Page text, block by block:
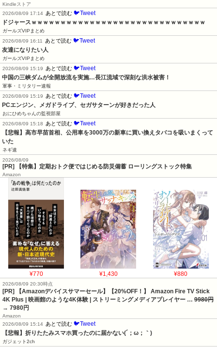
Kindleストア
2026/08/09 17:14 あとで読む 🐦Tweet
ドジャースｗｗｗｗｗｗｗｗｗｗｗｗｗｗｗｗｗｗｗｗｗｗｗｗｗｗｗｗｗｗ
ガールズVIPまとめ
2026/08/09 16:11
あとで読む 🐦Tweet
友達になりたい人
ガールズVIPまとめ
2026/08/09 15:19
あとで読む 🐦Tweet
中国の三峡ダムが全開放流を実施…長江流域で深刻な洪水被害！
軍事・ミリタリー速報
2026/08/09 15:19
あとで読む 🐦Tweet
PCエンジン、メガドライブ、セガサターンが好きだった人
おにひめちゃんの監視部屋
2026/08/09 15:18
あとで読む 🐦Tweet
【悲報】高市早苗首相、公用車を3000万の新車に買い換えタバコを吸いまくって
いた
ネギ速
2026/08/09
[PR] 【特集】定期おトク便ではじめる防災備蓄 ローリングストック特集
Amazon
¥770 ¥1,430 ¥880
2026/08/09 20:30時点
[PR] 【Amazonデバイスサマーセール】【20%OFF！】 Amazon Fire TV Stick
4K Plus | 映画館のような4K体験 | ストリーミングメディアプレイヤー … 9980円
→ 7980円
Amazon
2026/08/09 15:14 あとで読む 🐦Tweet
【悲報】折りたたみスマホ買ったのに届かない(´；ω；｀)
ガジェット2ch